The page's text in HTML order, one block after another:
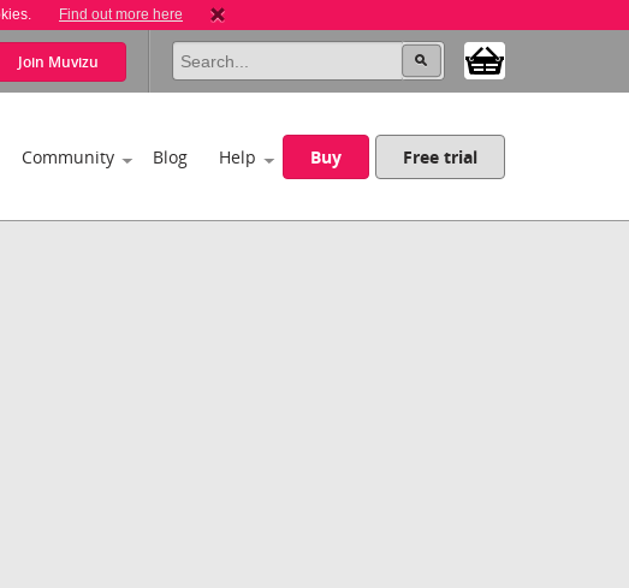
Find out more here
Join Muvizu
Community Blog Help Buy Free trial